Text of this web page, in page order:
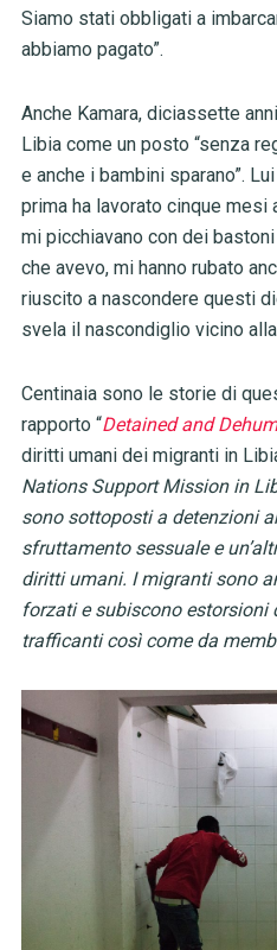
Siamo stati obbligati a
abbiamo pagato”.
Anche Kamara, diciassette
Libia come un posto “senza
e anche i bambini sparano”.
prima ha lavorato cinque mesi
mi picchiavano con dei
che avevo, mi hanno rubato
riuscito a nascondere questi
svela il nascondiglio vicino
Centinaia sono le storie di
rapporto “Detained and
diritti umani dei migranti in
Nations Support Mission in
sono sottoposti a detenzioni
sfruttamento sessuale e
diritti umani. I migranti sono
forzati e subiscono estorsioni
trafficanti così come da